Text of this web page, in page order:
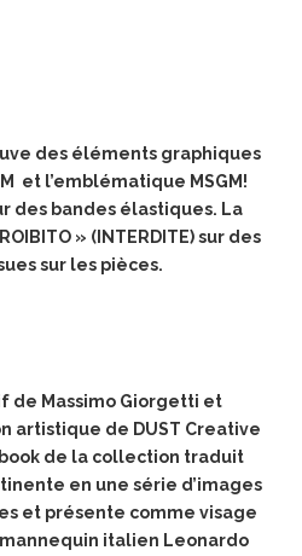
des éléments graphiques
et l’emblématique MSGM!
des bandes élastiques. La
» (INTERDITE) sur des
sur les pièces.
de Massimo Giorgetti et
artistique de DUST Creative
de la collection traduit
en une série d’images
et présente comme visage
italien Leonardo